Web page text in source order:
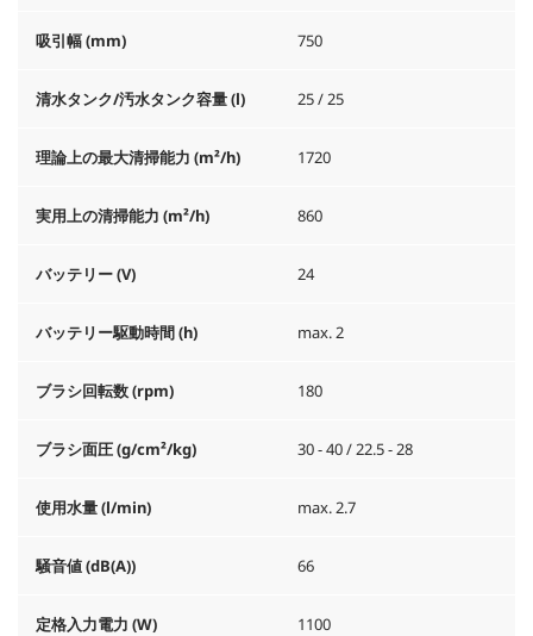
吸引幅 (mm) 750
清水タンク/汚水タンク容量 (l) 25 / 25
理論上の最大清掃能力 (m²/h) 1720
実用上の清掃能力 (m²/h) 860
バッテリー (V) 24
バッテリー駆動時間 (h) max. 2
ブラシ回転数 (rpm) 180
ブラシ面圧 (g/cm²/kg) 30 - 40 / 22.5 - 28
使用水量 (l/min) max. 2.7
騒音値 (dB(A)) 66
定格入力電力 (W) 1100